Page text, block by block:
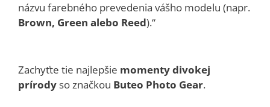
názvu farebného prevedenia vášho modelu (napr.
Brown, Green alebo Reed).“
Zachyťte tie najlepšie momenty divokej
prírody so značkou Buteo Photo Gear.